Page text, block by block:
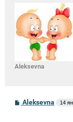
Aleksevna
С
Aleksevna 14